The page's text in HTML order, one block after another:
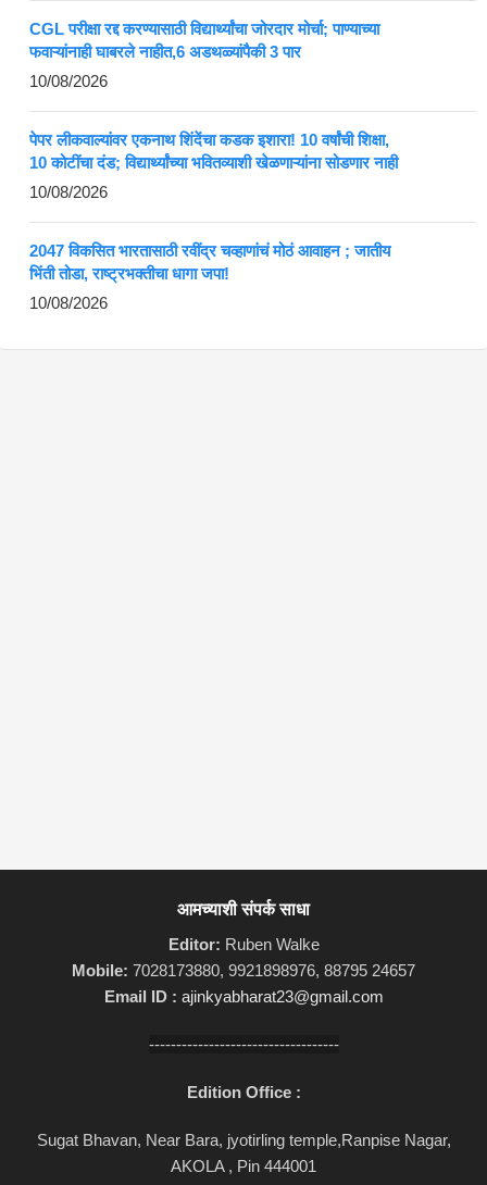
CGL परीक्षा रद्द करण्यासाठी विद्यार्थ्यांचा जोरदार मोर्चा; पाण्याच्या
फवाऱ्यांनाही घाबरले नाहीत,6 अडथळ्यांपैकी 3 पार
10/08/2026
पेपर लीकवाल्यांवर एकनाथ शिंदेंचा कडक इशारा! 10 वर्षांची शिक्षा,
10 कोटींचा दंड; विद्यार्थ्यांच्या भवितव्याशी खेळणाऱ्यांना सोडणार नाही
10/08/2026
2047 विकसित भारतासाठी रवींद्र चव्हाणांचं मोठं आवाहन ; जातीय
भिंती तोडा, राष्ट्रभक्तीचा धागा जपा!
10/08/2026
आमच्याशी संपर्क साधा
Editor: Ruben Walke
Mobile: 7028173880, 9921898976, 88795 24657
Email ID : ajinkyabharat23@gmail.com
-----------------------------------
Edition Office :
Sugat Bhavan, Near Bara, jyotirling temple,Ranpise Nagar,
AKOLA , Pin 444001